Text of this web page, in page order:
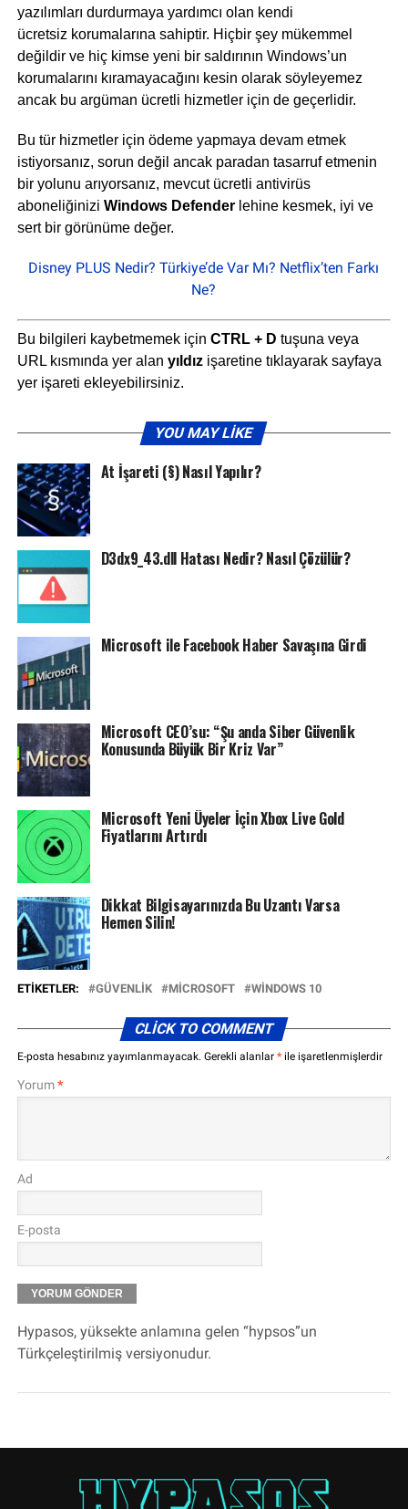
yazılımları durdurmaya yardımcı olan kendi
ücretsiz korumalarına sahiptir. Hiçbir şey mükemmel
değildir ve hiç kimse yeni bir saldırının Windows’un
korumalarını kıramayacağını kesin olarak söyleyemez
ancak bu argüman ücretli hizmetler için de geçerlidir.
Bu tür hizmetler için ödeme yapmaya devam etmek
istiyorsanız, sorun değil ancak paradan tasarruf etmenin
bir yolunu arıyorsanız, mevcut ücretli antivirüs
aboneliğinizi Windows Defenderlehine kesmek, iyi ve
sert bir görünüme değer.
Disney PLUS Nedir? Türkiye’de Var Mı? Netflix’ten Farkı
Ne?
Bu bilgileri kaybetmemek için CTRL + D tuşuna veya
URL kısmında yer alan yıldızişaretine tıklayarak sayfaya
yer işareti ekleyebilirsiniz.
YOU MAY LIKE
At İşareti (§) Nasıl Yapılır?
D3dx9_43.dll Hatası Nedir? Nasıl Çözülür?
Microsoft ile Facebook Haber Savaşına Girdi
Microsoft CEO’su: “Şu anda Siber Güvenlik
Konusunda Büyük Bir Kriz Var”
Microsoft Yeni Üyeler İçin Xbox Live Gold
Fiyatlarını Artırdı
Dikkat Bilgisayarınızda Bu Uzantı Varsa
Hemen Silin!
ETIKETLER: GÜVENLIK MICROSOFT WINDOWS 10
CLICK TO COMMENT
E-posta hesabınız yayımlanmayacak. Gerekli alanlar *ile işaretlenmişlerdir
Yorum*
Ad
E-posta
Hypasos, yüksekte anlamına gelen “hypsos”un
Türkçeleştirilmiş versiyonudur.